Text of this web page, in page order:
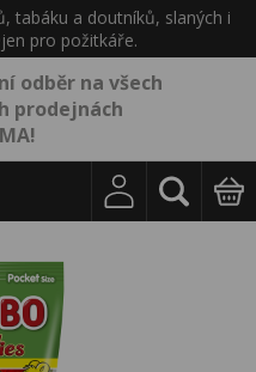
tabáku a doutníků, slaných i
pro požitkáře.
odběr na všech
prodejnách